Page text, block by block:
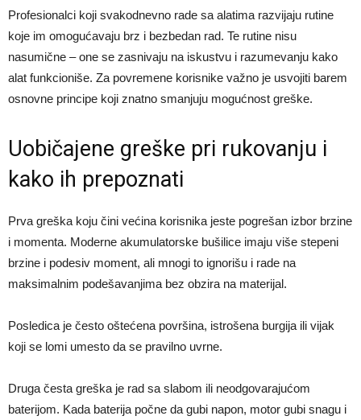
Profesionalci koji svakodnevno rade sa alatima razvijaju rutine
koje im omogućavaju brz i bezbedan rad. Te rutine nisu
nasumične – one se zasnivaju na iskustvu i razumevanju kako
alat funkcioniše. Za povremene korisnike važno je usvojiti barem
osnovne principe koji znatno smanjuju mogućnost greške.
Uobičajene greške pri rukovanju i
kako ih prepoznati
Prva greška koju čini većina korisnika jeste pogrešan izbor brzine
i momenta. Moderne akumulatorske bušilice imaju više stepeni
brzine i podesiv moment, ali mnogi to ignorišu i rade na
maksimalnim podešavanjima bez obzira na materijal.
Posledica je često oštećena površina, istrošena burgija ili vijak
koji se lomi umesto da se pravilno uvrne.
Druga česta greška je rad sa slabom ili neodgovarajućom
baterijom. Kada baterija počne da gubi napon, motor gubi snagu i